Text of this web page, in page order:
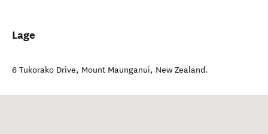
Lage
6 Tukorako Drive, Mount Maunganui, New Zealand.